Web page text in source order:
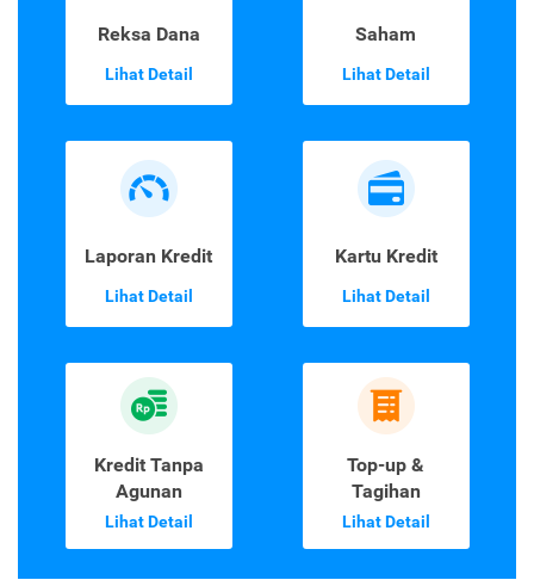
Reksa Dana
Lihat Detail
Saham
Lihat Detail
Laporan Kredit
Lihat Detail
Kartu Kredit
Lihat Detail
Kredit Tanpa
Agunan
Lihat Detail
Top-up &
Tagihan
Lihat Detail